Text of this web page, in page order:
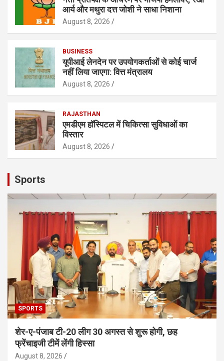
आर्य और मथुरा दत्त जोशी ने साधा निशाना
August 8, 2026
BUSINESS
यूपीआई लेनदेन पर उपयोगकर्ताओं से कोई चार्ज
नहीं लिया जाएगा: वित्त मंत्रालय
August 8, 2026
RAJASTHAN
एमडीएम हॉस्पिटल में चिकित्सा सुविधाओं का
विस्तार
August 8, 2026
Sports
SPORTS
शेर-ए-पंजाब टी-20 लीग 30 अगस्त से शुरू होगी, छह
फ्रेंचाइजी टीमें लेंगी हिस्सा
August 8, 2026